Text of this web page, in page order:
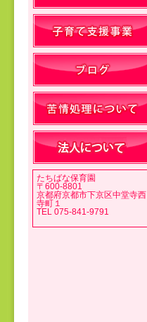
たちばな保育園
〒600-8801
京都府京都市下京区中堂寺西
寺町１
TEL 075-841-9791